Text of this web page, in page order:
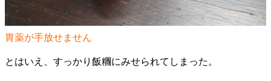
胃薬が手放せません
とはいえ、すっかり飯糰にみせられてしまった。